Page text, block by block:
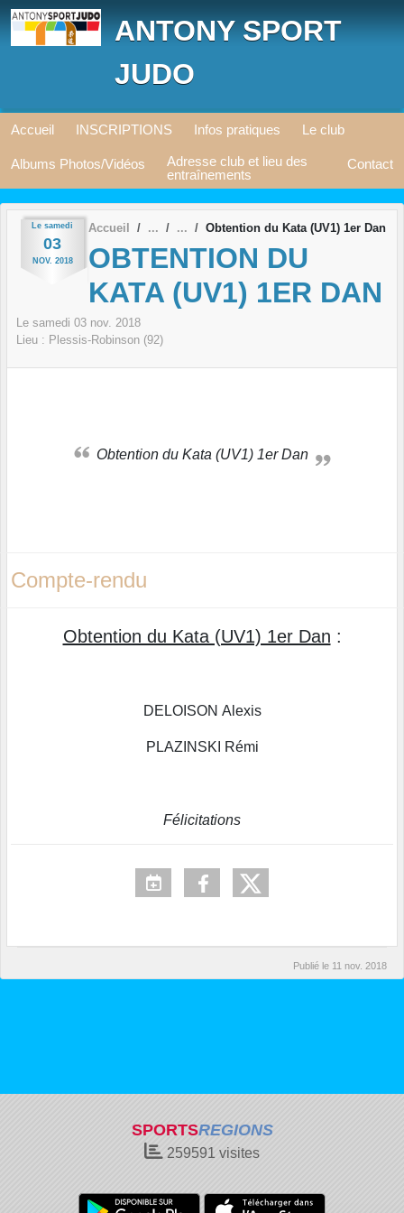
ANTONY SPORT
JUDO
Accueil INSCRIPTIONS Infos pratiques Le club
Albums Photos/Vidéos
Adresse club et lieu des
entraînements
Contact
Le samedi
03
NOV. 2018
Accueil Obtention du Kata (UV1) 1er Dan
OBTENTION DU
KATA (UV1) 1ER DAN
Le samedi 03 nov. 2018
Lieu : Plessis-Robinson (92)
Obtention du Kata (UV1) 1er Dan
Compte-rendu
Obtention du Kata (UV1) 1er Dan :
DELOISON Alexis
PLAZINSKI Rémi
Félicitations
Publié le 11 nov. 2018
SPORTSREGIONS
259591 visites
Panneau de gestion des cookies